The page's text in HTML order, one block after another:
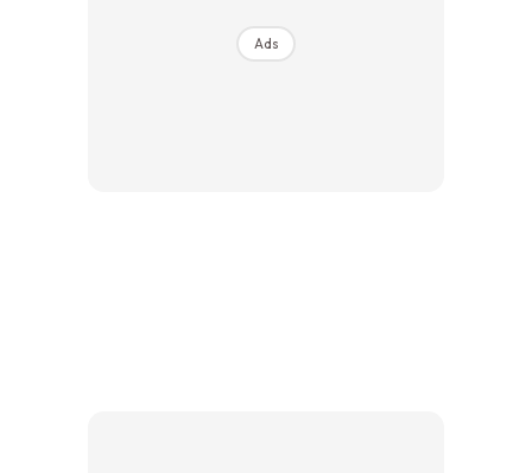
Ads